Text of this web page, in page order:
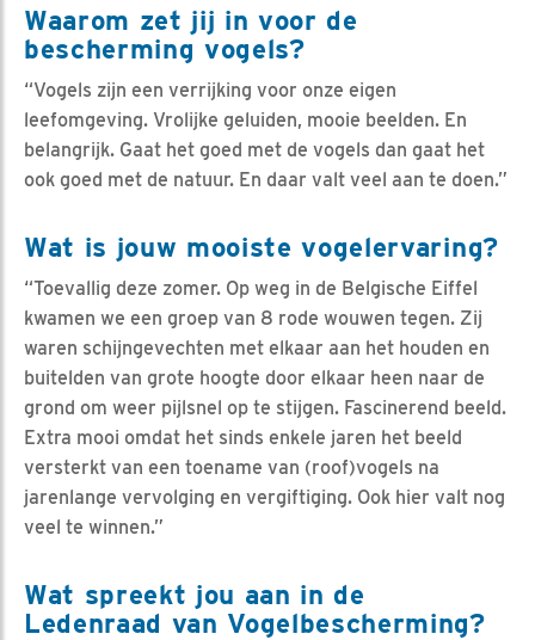
Waarom zet jij in voor de
bescherming vogels?
“Vogels zijn een verrijking voor onze eigen
leefomgeving. Vrolijke geluiden, mooie beelden. En
belangrijk. Gaat het goed met de vogels dan gaat het
ook goed met de natuur. En daar valt veel aan te doen.”
Wat is jouw mooiste vogelervaring?
“Toevallig deze zomer. Op weg in de Belgische Eiffel
kwamen we een groep van 8 rode wouwen tegen. Zij
waren schijngevechten met elkaar aan het houden en
buitelden van grote hoogte door elkaar heen naar de
grond om weer pijlsnel op te stijgen. Fascinerend beeld.
Extra mooi omdat het sinds enkele jaren het beeld
versterkt van een toename van (roof)vogels na
jarenlange vervolging en vergiftiging. Ook hier valt nog
veel te winnen.”
Wat spreekt jou aan in de
Ledenraad van Vogelbescherming?